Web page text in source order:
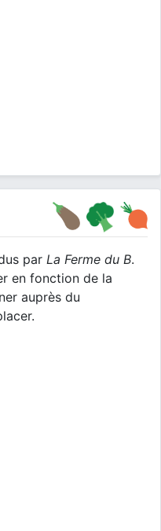
par La Ferme du B.
en fonction de la
auprès du